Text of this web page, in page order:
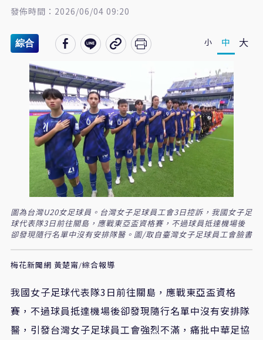
發佈時間：2026/06/04 09:20
綜合 小 中 大
圖為台灣U20女足球員。台灣女子足球員工會3日控訴，我國女子足
球代表隊3日前往關島，應戰東亞盃資格賽，不過球員抵達機場後
卻發現隨行名單中沒有安排隊醫。圖/取自臺灣女子足球員工會臉書
梅花新聞網 黃楚甯/綜合報導
我國女子足球代表隊3日前往關島，應戰東亞盃資格
賽，不過球員抵達機場後卻發現隨行名單中沒有安排隊
醫，引發台灣女子足球員工會強烈不滿，痛批中華足協